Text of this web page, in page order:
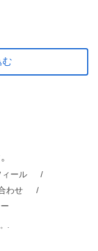
む
ィール
わせ
.